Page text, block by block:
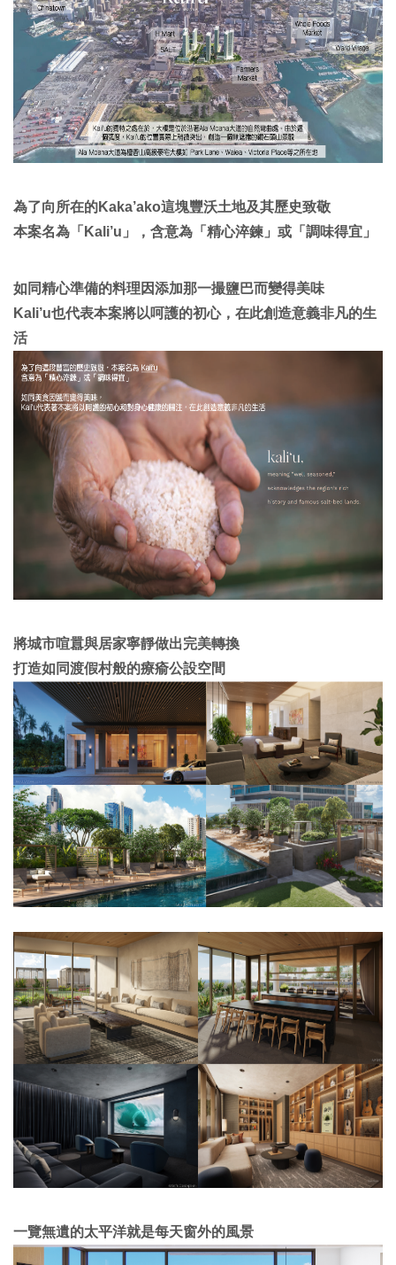
為了向所在的Kaka’ako這塊豐沃土地及其歷史致敬
本案名為「Kali’u」，含意為「精心淬鍊」或「調味得宜」
如同精心準備的料理因添加那一撮鹽巴而變得美味
Kali’u也代表本案將以呵護的初心，在此創造意義非凡的生
活
將城市喧囂與居家寧靜做出完美轉換
打造如同渡假村般的療瘉公設空間
一覽無遺的太平洋就是每天窗外的風景